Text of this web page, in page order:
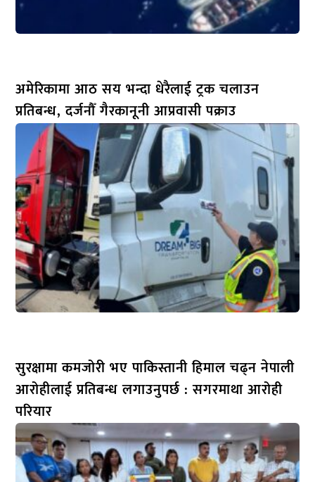
अमेरिकामा आठ सय भन्दा धेरैलाई ट्रक चलाउन
प्रतिबन्ध, दर्जनौँ गैरकानूनी आप्रवासी पक्राउ
सुरक्षामा कमजोरी भए पाकिस्तानी हिमाल चढ्न नेपाली
आरोहीलाई प्रतिबन्ध लगाउनुपर्छ : सगरमाथा आरोही
परियार